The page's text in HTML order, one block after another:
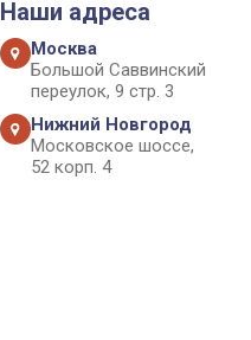
Наши адреса
Москва
Большой Саввинский
переулок, 9 стр. 3
Нижний Новгород
Московское шоссе,
52 корп. 4